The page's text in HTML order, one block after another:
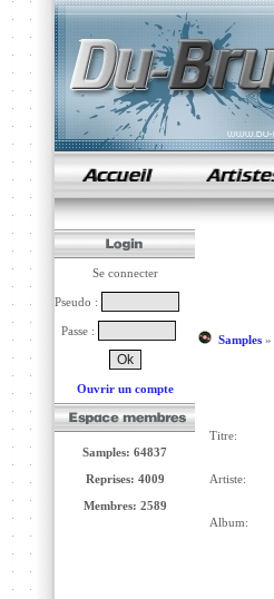
samples de rap
Se connecter
Pseudo :
Passe :
Ouvrir un compte
Samples: 64837
Reprises: 4009
Membres: 2589
Samples»
Titre:
Artiste:
Album: